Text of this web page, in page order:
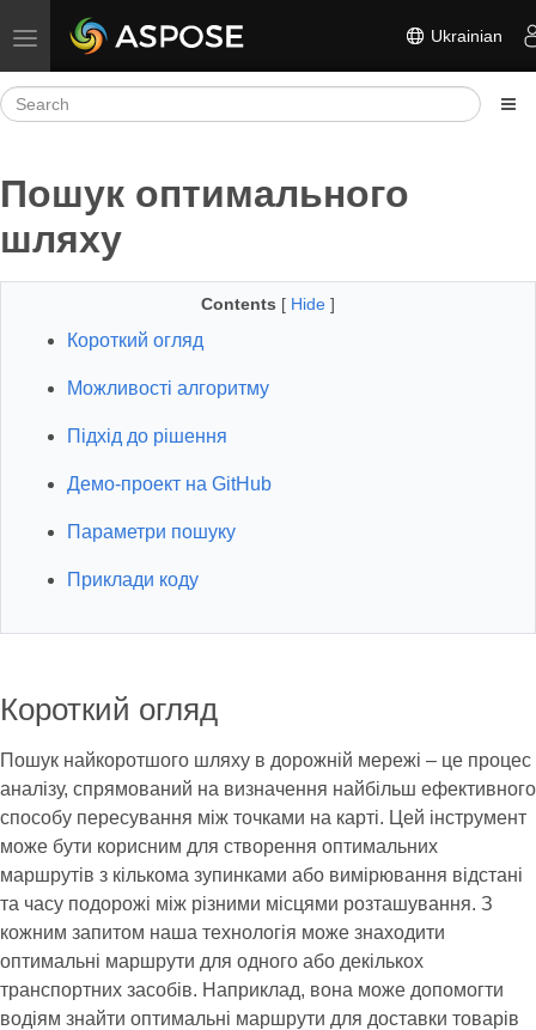
Toggle navigation Ukrainian
Пошук оптимального
шляху
Contents [ Hide ]
Короткий огляд
Можливості алгоритму
Підхід до рішення
Демо-проект на GitHub
Параметри пошуку
Приклади коду
Короткий огляд
Пошук найкоротшого шляху в дорожній мережі – це процес
аналізу, спрямований на визначення найбільш ефективного
способу пересування між точками на карті. Цей інструмент
може бути корисним для створення оптимальних
маршрутів з кількома зупинками або вимірювання відстані
та часу подорожі між різними місцями розташування. З
кожним запитом наша технологія може знаходити
оптимальні маршрути для одного або декількох
транспортних засобів. Наприклад, вона може допомогти
водіям знайти оптимальні маршрути для доставки товарів